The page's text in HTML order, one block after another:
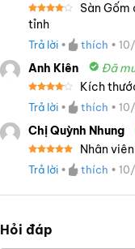
Được
xếp
hạng4
5 sao
Sàn
tỉnh
Trả lời • thích •
Anh Kiên Đã
xếp
5 sao
Kích
Trả lời • thích •
Chị Quỳnh Nhung
hạng5 5
Nhân
Trả lời • thích •
Hỏi đáp